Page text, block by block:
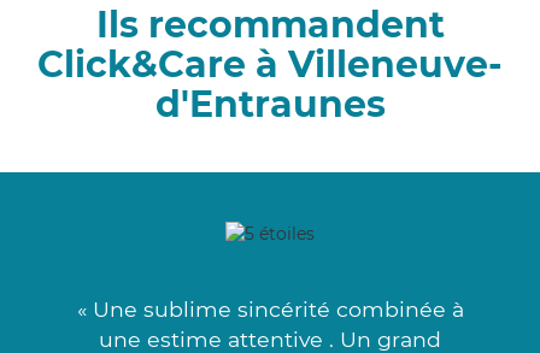
Ils recommandent
Click&Care à Villeneuve-
d'Entraunes
« Une sublime sincérité combinée à
une estime attentive . Un grand